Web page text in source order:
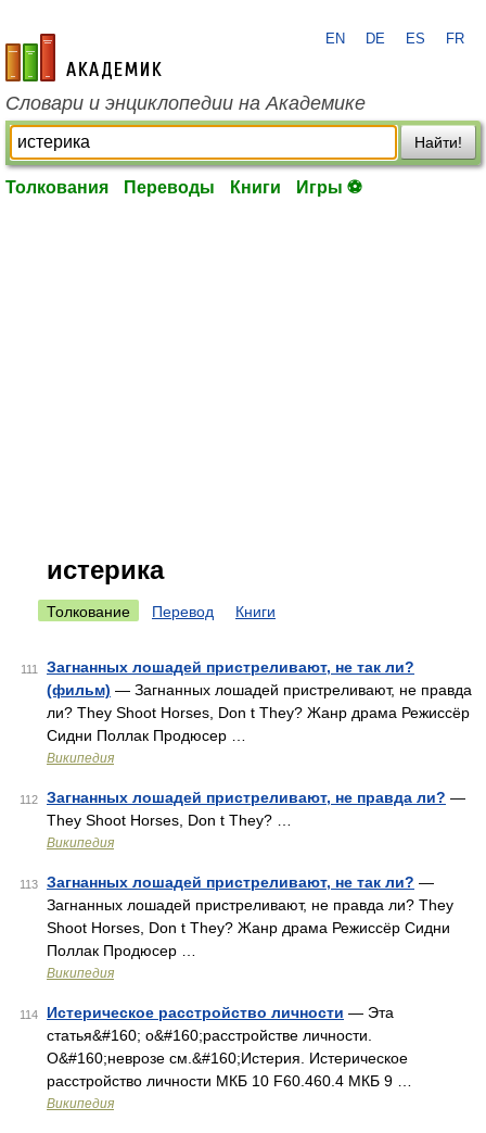
academic.ru
EN DE ES FR
Словари и энциклопедии на Академике
Найти!
Толкования Переводы Книги Игры ⚽
истерика
Толкование Перевод Книги
111
Загнанных лошадей пристреливают, не так ли?
(фильм) — Загнанных лошадей пристреливают, не правда
ли? They Shoot Horses, Don t They? Жанр драма Режиссёр
Сидни Поллак Продюсер …
Википедия
112 Загнанных лошадей пристреливают, не правда ли? —
They Shoot Horses, Don t They? …
Википедия
113 Загнанных лошадей пристреливают, не так ли? —
Загнанных лошадей пристреливают, не правда ли? They
Shoot Horses, Don t They? Жанр драма Режиссёр Сидни
Поллак Продюсер …
Википедия
114 Истерическое расстройство личности — Эта
статья&#160; о&#160;расстройстве личности.
О&#160;неврозе см.&#160;Истерия. Истерическое
расстройство личности МКБ 10 F60.460.4 МКБ 9 …
Википедия